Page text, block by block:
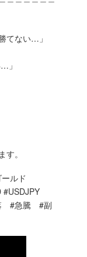
てない…」
」
。
ールド
#USDJPY
#急騰 #副